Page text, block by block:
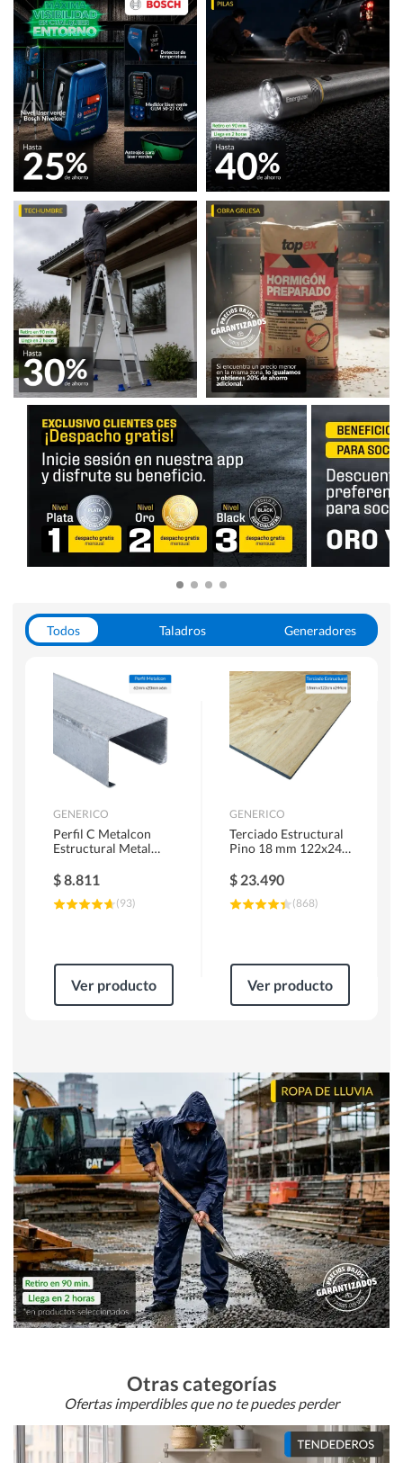
Todos Taladros
Generadores
Herramientas Manuales
Sierras Circulares
GENERICO
Perfil C Metalcon
Estructural Metal
$8.811
(93)
Ver producto
GENERICO
Terciado Estructural
Pino 18 mm 122x244
$ 23.490
(868)
Ver producto
Otras categorías
Ofertas imperdibles que no te puedes perder